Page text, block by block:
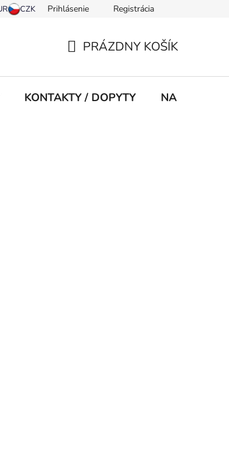
Prihlásenie Registrácia
KOŠÍK
PRÁZDNY KOŠÍK
KONTAKTY / DOPYTY NA